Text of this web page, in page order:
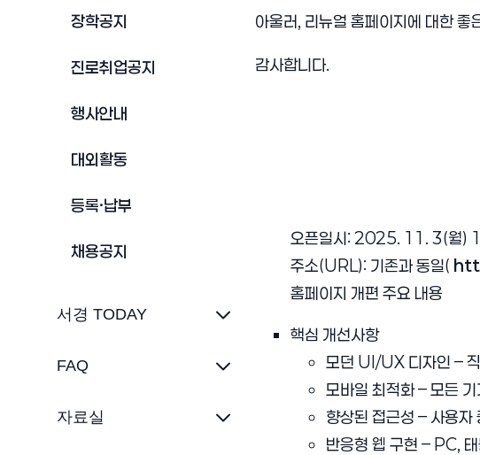
장학공지
진로취업공지
행사안내
대외활동
등록·납부
채용공지
서경 TODAY
FAQ
자료실
아울러, 리뉴얼 홈페이지에 대한
감사합니다.
오픈일시: 2025. 11. 3(월)
주소(URL): 기존과 동일( (새
홈페이지 개편 주요 내용
핵심 개선사항
모던 UI/UX 디자인 –
모바일 최적화 – 모든
향상된 접근성 – 사용자
반응형 웹 구현 – PC,